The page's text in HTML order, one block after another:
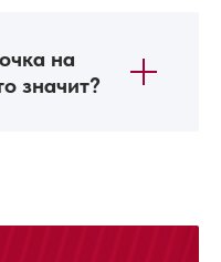
на
значит?